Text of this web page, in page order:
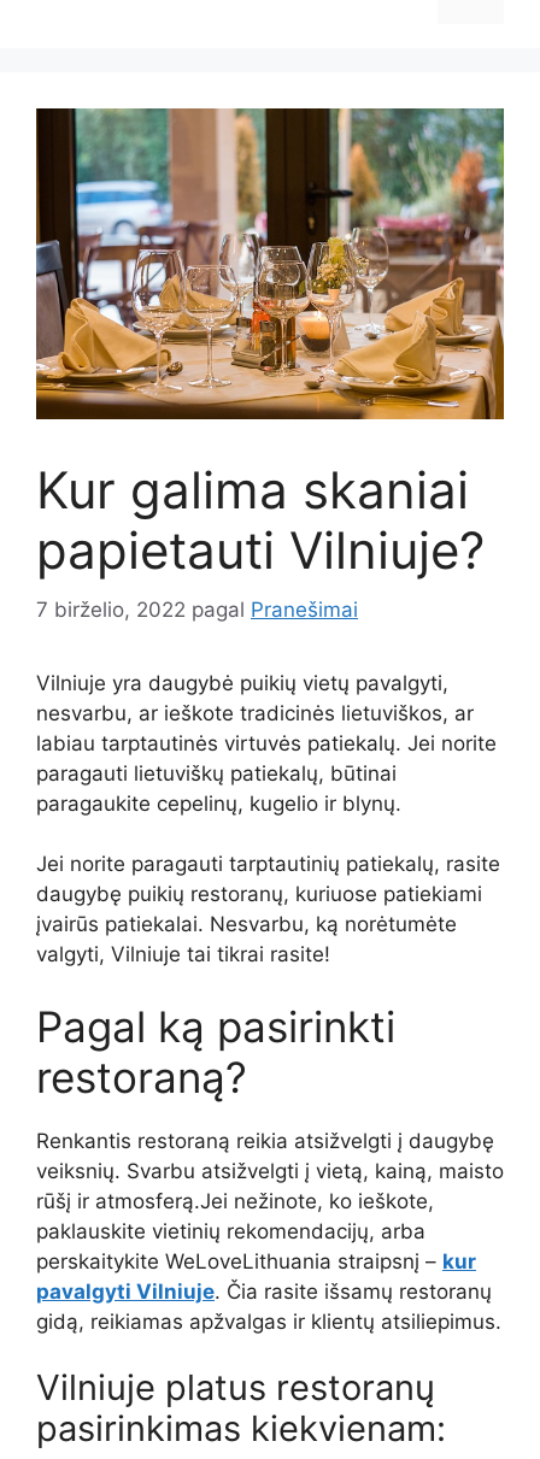
Kur galima skaniai
papietauti Vilniuje?
7 birželio, 2022 pagal Pranešimai
Vilniuje yra daugybė puikių vietų pavalgyti,
nesvarbu, ar ieškote tradicinės lietuviškos, ar
labiau tarptautinės virtuvės patiekalų. Jei norite
paragauti lietuviškų patiekalų, būtinai
paragaukite cepelinų, kugelio ir blynų.
Jei norite paragauti tarptautinių patiekalų, rasite
daugybę puikių restoranų, kuriuose patiekiami
įvairūs patiekalai. Nesvarbu, ką norėtumėte
valgyti, Vilniuje tai tikrai rasite!
Pagal ką pasirinkti
restoraną?
Renkantis restoraną reikia atsižvelgti į daugybę
veiksnių. Svarbu atsižvelgti į vietą, kainą, maisto
rūšį ir atmosferą.Jei nežinote, ko ieškote,
paklauskite vietinių rekomendacijų, arba
perskaitykite WeLoveLithuania straipsnį – kur
pavalgyti Vilniuje. Čia rasite išsamų restoranų
gidą, reikiamas apžvalgas ir klientų atsiliepimus.
Vilniuje platus restoranų
pasirinkimas kiekvienam: